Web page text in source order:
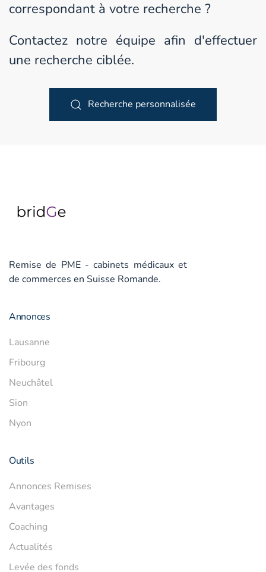
correspondant à votre recherche ?
Contactez notre équipe afin d'effectuer
une recherche ciblée.
Recherche personnalisée
Remise de PME - cabinets médicaux et
de commerces en Suisse Romande.
Annonces
Lausanne
Fribourg
Neuchâtel
Sion
Nyon
Outils
Annonces Remises
Avantages
Coaching
Actualités
Levée des fonds